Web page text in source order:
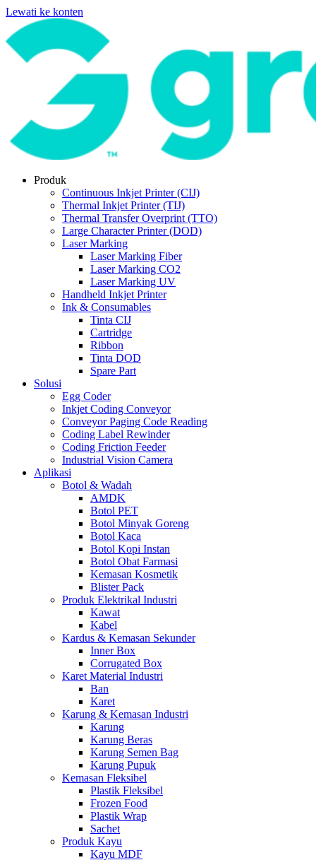
Lewati ke konten
Produk
Continuous Inkjet Printer (CIJ)
Thermal Inkjet Printer (TIJ)
Thermal Transfer Overprint (TTO)
Large Character Printer (DOD)
Laser Marking
Laser Marking Fiber
Laser Marking CO2
Laser Marking UV
Handheld Inkjet Printer
Ink & Consumables
Tinta CIJ
Cartridge
Ribbon
Tinta DOD
Spare Part
Solusi
Egg Coder
Inkjet Coding Conveyor
Conveyor Paging Code Reading
Coding Label Rewinder
Coding Friction Feeder
Industrial Vision Camera
Aplikasi
Botol & Wadah
AMDK
Botol PET
Botol Minyak Goreng
Botol Kaca
Botol Kopi Instan
Botol Obat Farmasi
Kemasan Kosmetik
Blister Pack
Produk Elektrikal Industri
Kawat
Kabel
Kardus & Kemasan Sekunder
Inner Box
Corrugated Box
Karet Material Industri
Ban
Karet
Karung & Kemasan Industri
Karung
Karung Beras
Karung Semen Bag
Karung Pupuk
Kemasan Fleksibel
Plastik Fleksibel
Frozen Food
Plastik Wrap
Sachet
Produk Kayu
Kayu MDF